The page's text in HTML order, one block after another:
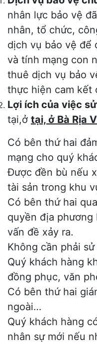
nhân lực bảo vệ
nhân, tổ chức,
dịch vụ bảo vệ để
và tính mạng con
thuê dịch vụ bảo
thực hiện cam kết
Lợi ích của việc
tại,ở tại, ở Bà Rịa
Có bên thứ hai
mạng cho quý
Được đền bù nếu
tài sản trong khu
Có bên thứ hai
quyền địa
vấn đề xảy ra.
Không cần phải
Quý khách hàng
đồng phục, văn
Có bên thứ hai
ngoài…
Quý khách hàng
nhân sự mới nếu